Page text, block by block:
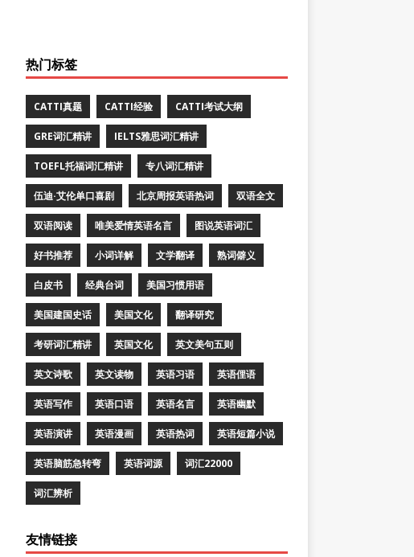
热门标签
CATTI真题 CATTI经验 CATTI考试大纲
GRE词汇精讲 IELTS雅思词汇精讲
TOEFL托福词汇精讲 专八词汇精讲
伍迪·艾伦单口喜剧 北京周报英语热词 双语全文
双语阅读 唯美爱情英语名言 图说英语词汇
好书推荐 小词详解 文学翻译 熟词僻义
白皮书 经典台词 美国习惯用语
美国建国史话 美国文化 翻译研究
考研词汇精讲 英国文化 英文美句五则
英文诗歌 英文读物 英语习语 英语俚语
英语写作 英语口语 英语名言 英语幽默
英语演讲 英语漫画 英语热词 英语短篇小说
英语脑筋急转弯 英语词源 词汇22000
词汇辨析
友情链接